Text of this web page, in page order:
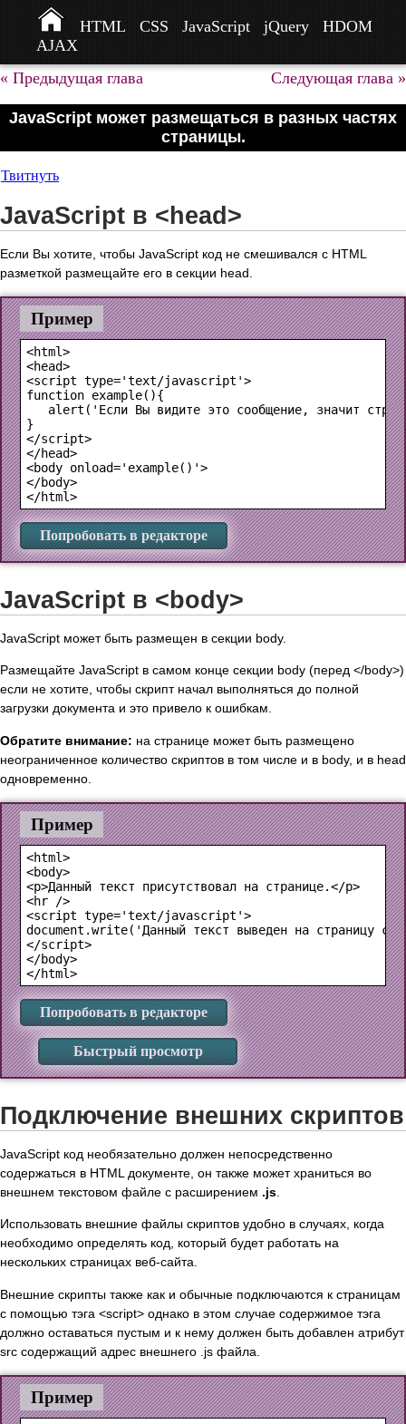
HTML CSS JavaScript jQuery
HDOM
AJAX
« Предыдущая глава
Следующая глава »
JavaScript может размещаться в разных частях
страницы.
Твитнуть
JavaScript в <head>
Если Вы хотите, чтобы JavaScript код не смешивался с HTML
разметкой размещайте его в секции head.
Пример
<html>
<head>
<script type='text/javascript'>
function example(){
alert('Если Вы видите это сообщение, значит
}
</script>
</head>
<body onload='example()'>
</body>
Попробовать в редакторе
JavaScript в <body>
JavaScript может быть размещен в секции body.
Размещайте JavaScript в самом конце секции body (перед </body>)
если не хотите, чтобы скрипт начал выполняться до полной
загрузки документа и это привело к ошибкам.
Обратите внимание: на странице может быть размещено
неограниченное количество скриптов в том числе и в body, и в head
одновременно.
Пример
<html>
<body>
<p>Данный текст присутствовал на странице.</p>
<hr />
<script type='text/javascript'>
document.write('Данный текст выведен на страницу
</script>
</body>
Попробовать в редакторе
Быстрый просмотр
Подключение внешних скриптов
JavaScript код необязательно должен непосредственно
содержаться в HTML документе, он также может храниться во
внешнем текстовом файле с расширением .js
Использовать внешние файлы скриптов удобно в случаях, когда
необходимо определять код, который будет работать на
нескольких страницах веб-сайта.
Внешние скрипты также как и обычные подключаются к страницам
с помощью тэга <script> однако в этом случае содержимое тэга
должно оставаться пустым и к нему должен быть добавлен атрибут
src содержащий адрес внешнего .js файла.
Пример